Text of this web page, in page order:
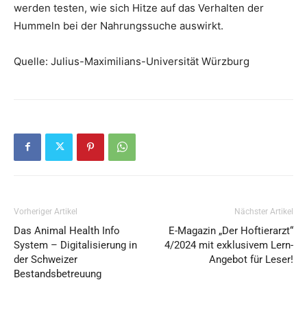
werden testen, wie sich Hitze auf das Verhalten der
Hummeln bei der Nahrungssuche auswirkt.
Quelle: Julius-Maximilians-Universität Würzburg
Vorheriger Artikel
Das Animal Health Info
System – Digitalisierung in
der Schweizer
Bestandsbetreuung
Nächster Artikel
E-Magazin „Der Hoftierarzt“
4/2024 mit exklusivem Lern-
Angebot für Leser!